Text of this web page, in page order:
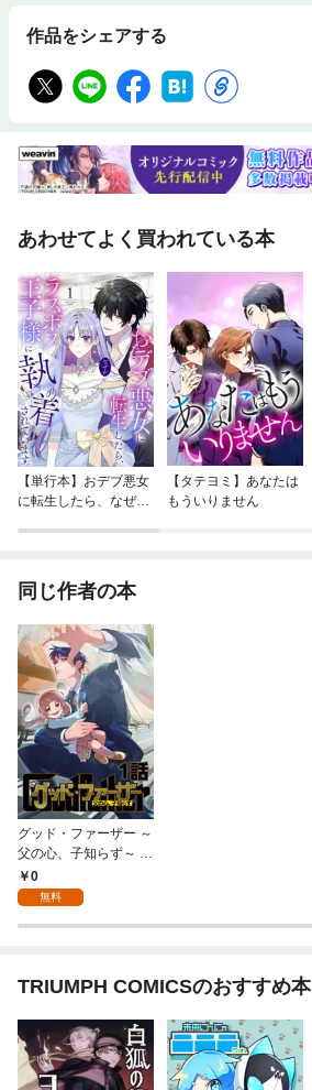
作品をシェアする
あわせてよく買われている本
【単行本】おデブ悪女
に転生したら、なぜか
【タテヨミ】あなたは
もういりません
同じ作者の本
グッド・ファーザー ～
父の心、子知らず～ 1
話0
無料
TRIUMPH COMICSのおすすめ本